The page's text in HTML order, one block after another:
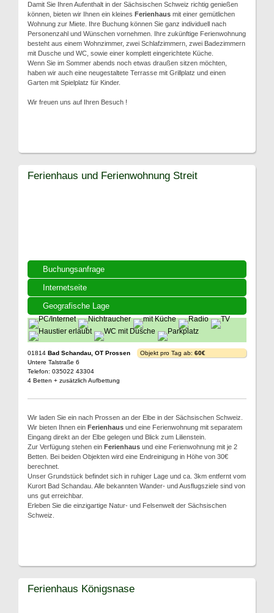
Damit Sie Ihren Aufenthalt in der Sächsischen Schweiz richtig genießen
können, bieten wir Ihnen ein kleines Ferienhaus mit einer gemütlichen
Wohnung zur Miete. Ihre Buchung können Sie ganz individuell nach
Personenzahl und Wünschen vornehmen. Ihre zukünftige Ferienwohnung
besteht aus einem Wohnzimmer, zwei Schlafzimmern, zwei Badezimmern
mit Dusche und WC, sowie einer komplett eingerichtete Küche.
Wenn Sie im Sommer abends noch etwas draußen sitzen möchten,
haben wir auch eine neugestaltete Terrasse mit Grillplatz und einen
Garten mit Spielplatz für Kinder.
Wir freuen uns auf Ihren Besuch !
Buchungsanfrage
Internetseite
Geografische Lage
Ferienhaus und Ferienwohnung Streit
01814 Bad Schandau, OT Prossen
Untere Talstraße 6
Telefon: 035022 43304
4 Betten + zusätzlich Aufbettung
Objekt pro Tag ab: 60€
Wir laden Sie ein nach Prossen an der Elbe in der Sächsischen Schweiz.
Wir bieten Ihnen ein Ferienhaus und eine Ferienwohnung mit separatem
Eingang direkt an der Elbe gelegen und Blick zum Lilienstein.
Zur Verfügung stehen ein Ferienhaus und eine Ferienwohnung mit je 2
Betten. Bei beiden Objekten wird eine Endreinigung in Höhe von 30€
berechnet.
Unser Grundstück befindet sich in ruhiger Lage und ca. 3km entfernt vom
Kurort Bad Schandau. Alle bekannten Wander- und Ausflugsziele sind von
uns gut erreichbar.
Erleben Sie die einzigartige Natur- und Felsenwelt der Sächsischen
Schweiz.
Ferienhaus Königsnase